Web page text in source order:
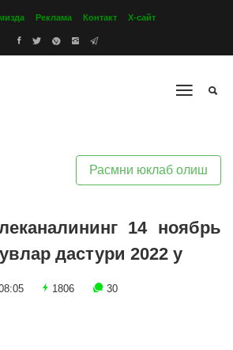
Реклама Контакт Х-сайт
Расмни юклаб олиш
14 ноябрь
дастури 2022 y
1806 30